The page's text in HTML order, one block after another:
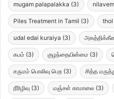
mugam palapalakka (3)
Piles Treatment in Tamil (3) thol
udal edai kuraiya (3)
கபம் (3) குழந்தையின்மை (3)
சருமம் பொலிவு பெற (3) சித்த
நீரிழிவு (3) மஞ்சள் காமாலை (3)